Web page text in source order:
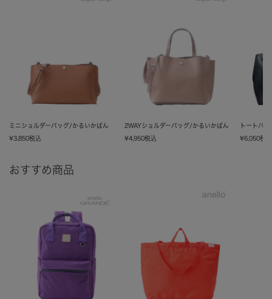
ミニショルダーバッグ/かるいかばん
¥3,850税込
2WAYショルダーバッグ/かるいかばん
¥4,950税込
トートバ
¥6,050税込
おすすめ商品